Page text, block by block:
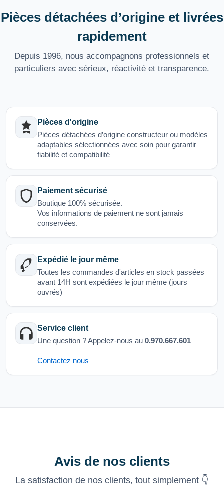
Pièces détachées d’origine et livrées
rapidement
Depuis 1996, nous accompagnons professionnels et
particuliers avec sérieux, réactivité et transparence.
Pièces d'origine
Pièces détachées d’origine constructeur ou modèles
adaptables sélectionnées avec soin pour garantir
fiabilité et compatibilité
Paiement sécurisé
Boutique 100% sécurisée.
Vos informations de paiement ne sont jamais
conservées.
Expédié le jour même
Toutes les commandes d'articles en stock passées
avant 14H sont expédiées le jour même (jours
ouvrés)
Service client
Une question ? Appelez-nous au 0.970.667.601
Contactez nous
Avis de nos clients
La satisfaction de nos clients, tout simplement 👇